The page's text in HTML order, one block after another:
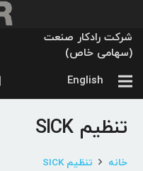
شرکت رادکار صنعت
(سهامی خاص)
English
تنظیم SICK
خانه تنظیم SICK